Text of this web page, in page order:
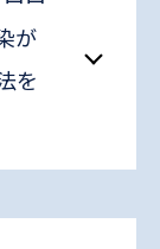
が
を